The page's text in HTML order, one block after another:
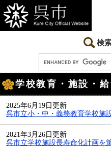
ー
ジ
の
ニ
ュ
ー
て
本
文
へ
検
文
学校教育・施設・
2025年6月19日更新
呉市立小・中・義務教育学校施
2021年3月26日更新
呉市立学校施設長寿命化計画を